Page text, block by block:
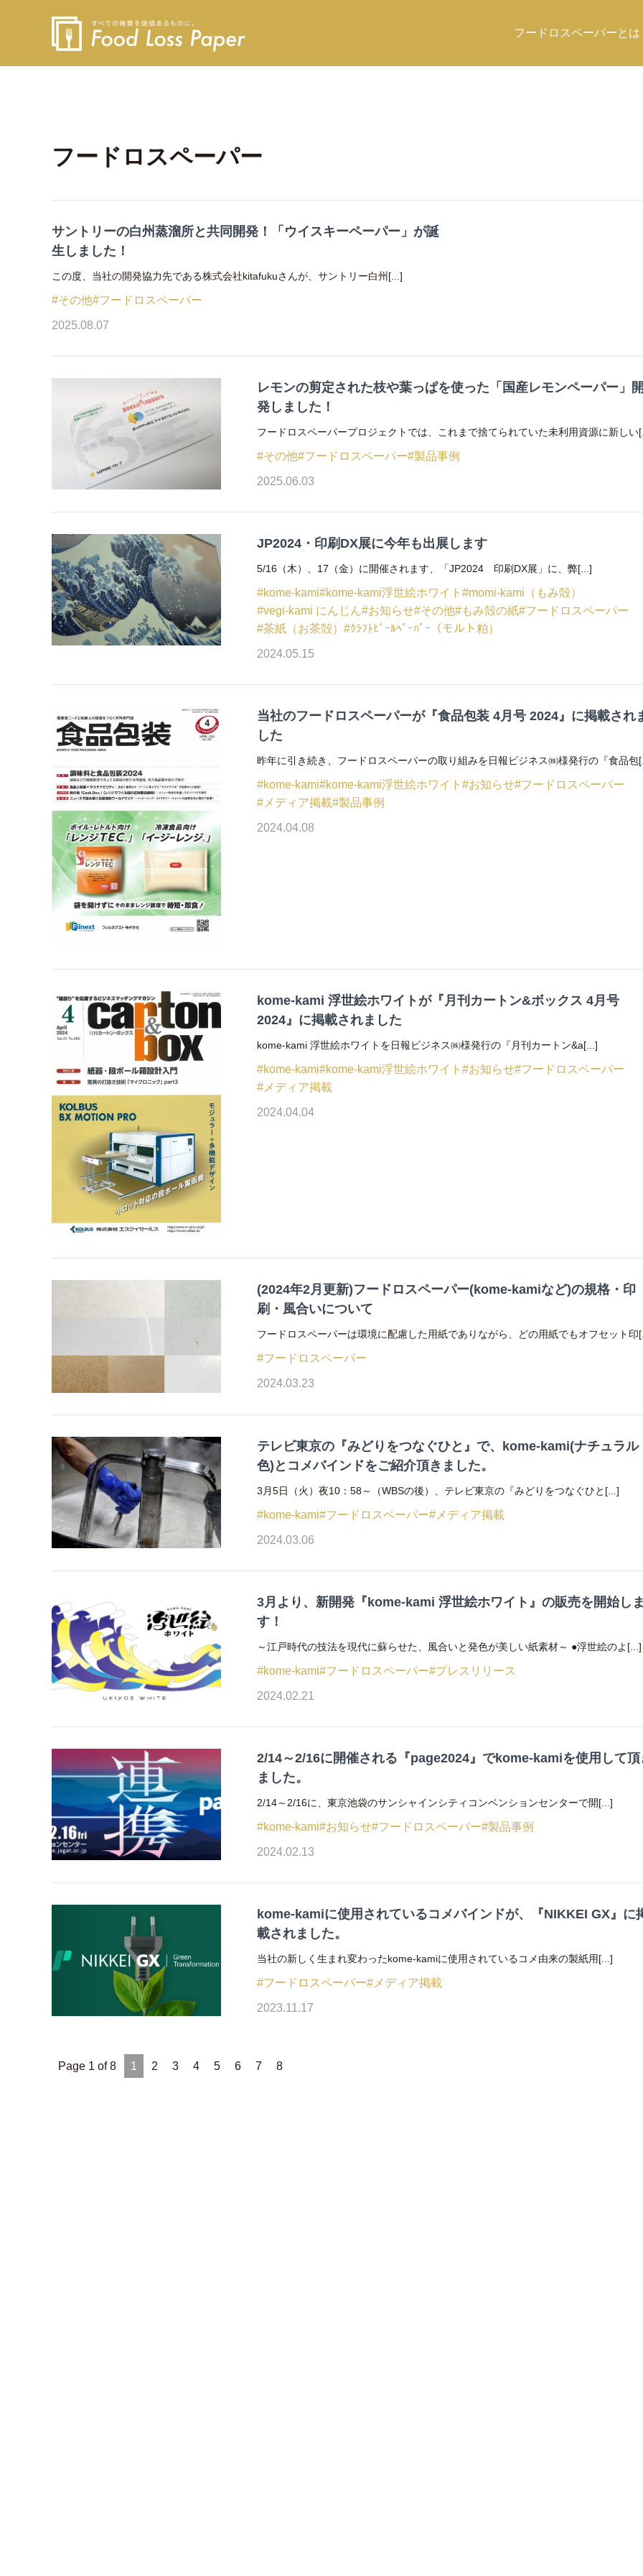
フードロスペーパーとは
フードロスペーパー
サントリーの白州蒸溜所と共同開発！「ウイスキーペーパー」が誕
生しました！
この度、当社の開発協力先である株式会社kitafukuさんが、サントリー白州[...]
#その他#フードロスペーパー
2025.08.07
レモンの剪定された枝や葉っぱを使った「国産レモンペーパー」
発しました！
フードロスペーパープロジェクトでは、これまで捨てられていた未利用資源に新しい
#その他#フードロスペーパー#製品事例
2025.06.03
JP2024・印刷DX展に今年も出展します
5/16（木）、17（金）に開催されます、「JP2024 印刷DX展」に、弊[...]
#kome-kami#kome-kami浮世絵ホワイト#momi-kami（もみ殻）
#vegi-kami にんじん#お知らせ#その他#もみ殻の紙#フードロスペーパー
#茶紙（お茶殻）#ｸﾗﾌﾄﾋﾞｰﾙﾍﾟｰﾊﾟｰ（モルト粕）
2024.05.15
当社のフードロスペーパーが『食品包装 4月号 2024』に掲載され
した
昨年に引き続き、フードロスペーパーの取り組みを日報ビジネス㈱様発行の『食品包
#kome-kami#kome-kami浮世絵ホワイト#お知らせ#フードロスペーパー
#メディア掲載#製品事例
2024.04.08
kome-kami 浮世絵ホワイトが『月刊カートン&ボックス 4月号
2024』に掲載されました
kome-kami 浮世絵ホワイトを日報ビジネス㈱様発行の『月刊カートン&a[...]
#kome-kami#kome-kami浮世絵ホワイト#お知らせ#フードロスペーパー
#メディア掲載
2024.04.04
(2024年2月更新)フードロスペーパー(kome-kamiなど)の規格・印
刷・風合いについて
フードロスペーパーは環境に配慮した用紙でありながら、どの用紙でもオフセット印
#フードロスペーパー
2024.03.23
テレビ東京の『みどりをつなぐひと』で、kome-kami(ナチュラル
色)とコメバインドをご紹介頂きました。
3月5日（火）夜10：58～（WBSの後）、テレビ東京の『みどりをつなぐひと[...]
#kome-kami#フードロスペーパー#メディア掲載
2024.03.06
3月より、新開発『kome-kami 浮世絵ホワイト』の販売を開始し
す！
～江戸時代の技法を現代に蘇らせた、風合いと発色が美しい紙素材～ ●浮世絵のよ[...]
#kome-kami#フードロスペーパー#プレスリリース
2024.02.21
2/14～2/16に開催される『page2024』でkome-kamiを使用して頂
ました。
2/14～2/16に、東京池袋のサンシャインシティコンベンションセンターで開[...]
#kome-kami#お知らせ#フードロスペーパー#製品事例
2024.02.13
kome-kamiに使用されているコメバインドが、『NIKKEI GX』に
載されました。
当社の新しく生まれ変わったkome-kamiに使用されているコメ由来の製紙用[...]
#フードロスペーパー#メディア掲載
2023.11.17
Page 1 of 8 1 2 3 4 5 6 7 8